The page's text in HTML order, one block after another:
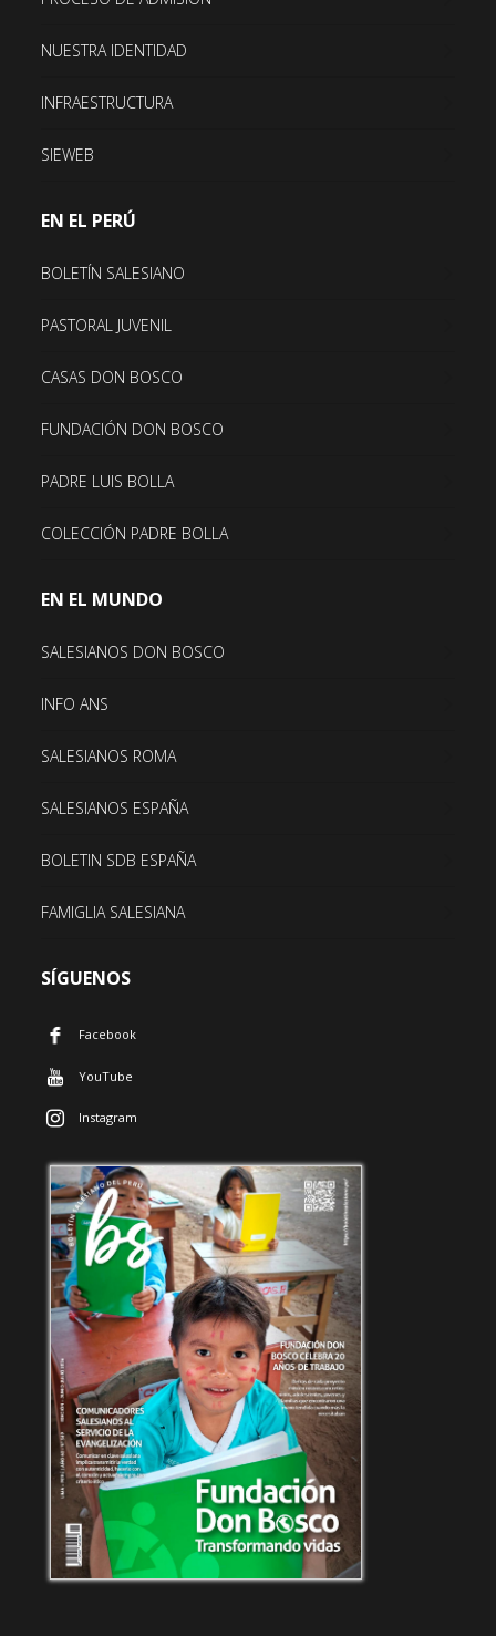
NUESTRA IDENTIDAD
INFRAESTRUCTURA
SIEWEB
EN EL PERÚ
BOLETÍN SALESIANO
PASTORAL JUVENIL
CASAS DON BOSCO
FUNDACIÓN DON BOSCO
PADRE LUIS BOLLA
COLECCIÓN PADRE BOLLA
EN EL MUNDO
SALESIANOS DON BOSCO
INFO ANS
SALESIANOS ROMA
SALESIANOS ESPAÑA
BOLETIN SDB ESPAÑA
FAMIGLIA SALESIANA
SÍGUENOS
Facebook
YouTube
Instagram